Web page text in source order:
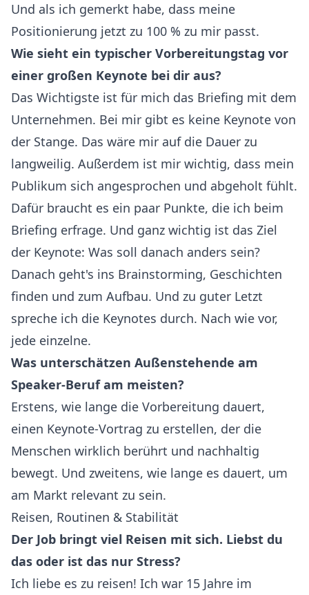
Und als ich gemerkt habe, dass meine
Positionierung jetzt zu 100 % zu mir passt.
Wie sieht ein typischer Vorbereitungstag vor
einer großen Keynote bei dir aus?
Das Wichtigste ist für mich das Briefing mit dem
Unternehmen. Bei mir gibt es keine Keynote von
der Stange. Das wäre mir auf die Dauer zu
langweilig. Außerdem ist mir wichtig, dass mein
Publikum sich angesprochen und abgeholt fühlt.
Dafür braucht es ein paar Punkte, die ich beim
Briefing erfrage. Und ganz wichtig ist das Ziel
der Keynote: Was soll danach anders sein?
Danach geht's ins Brainstorming, Geschichten
finden und zum Aufbau. Und zu guter Letzt
spreche ich die Keynotes durch. Nach wie vor,
jede einzelne.
Was unterschätzen Außenstehende am
Speaker-Beruf am meisten?
Erstens, wie lange die Vorbereitung dauert,
einen Keynote-Vortrag zu erstellen, der die
Menschen wirklich berührt und nachhaltig
bewegt. Und zweitens, wie lange es dauert, um
am Markt relevant zu sein.
Reisen, Routinen & Stabilität
Der Job bringt viel Reisen mit sich. Liebst du
das oder ist das nur Stress?
Ich liebe es zu reisen! Ich war 15 Jahre im